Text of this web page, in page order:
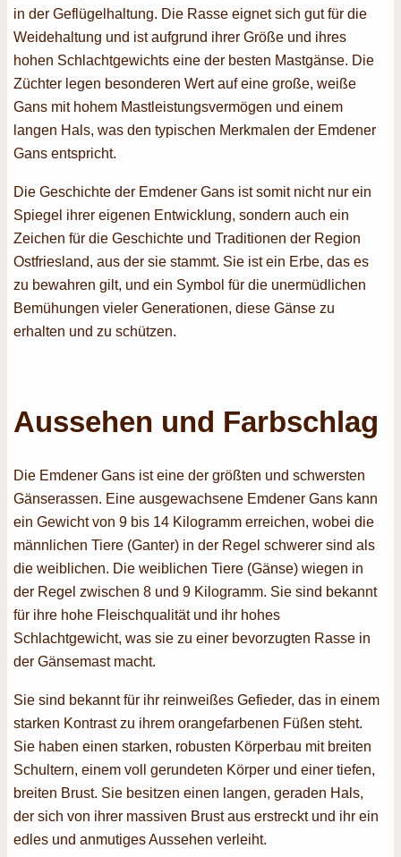
in der Geflügelhaltung. Die Rasse eignet sich gut für die
Weidehaltung und ist aufgrund ihrer Größe und ihres
hohen Schlachtgewichts eine der besten Mastgänse. Die
Züchter legen besonderen Wert auf eine große, weiße
Gans mit hohem Mastleistungsvermögen und einem
langen Hals, was den typischen Merkmalen der Emdener
Gans entspricht.
Die Geschichte der Emdener Gans ist somit nicht nur ein
Spiegel ihrer eigenen Entwicklung, sondern auch ein
Zeichen für die Geschichte und Traditionen der Region
Ostfriesland, aus der sie stammt. Sie ist ein Erbe, das es
zu bewahren gilt, und ein Symbol für die unermüdlichen
Bemühungen vieler Generationen, diese Gänse zu
erhalten und zu schützen.
Aussehen und Farbschlag
Die Emdener Gans ist eine der größten und schwersten
Gänserassen. Eine ausgewachsene Emdener Gans kann
ein Gewicht von 9 bis 14 Kilogramm erreichen, wobei die
männlichen Tiere (Ganter) in der Regel schwerer sind als
die weiblichen. Die weiblichen Tiere (Gänse) wiegen in
der Regel zwischen 8 und 9 Kilogramm. Sie sind bekannt
für ihre hohe Fleischqualität und ihr hohes
Schlachtgewicht, was sie zu einer bevorzugten Rasse in
der Gänsemast macht.
Sie sind bekannt für ihr reinweißes Gefieder, das in einem
starken Kontrast zu ihrem orangefarbenen Füßen steht.
Sie haben einen starken, robusten Körperbau mit breiten
Schultern, einem voll gerundeten Körper und einer tiefen,
breiten Brust. Sie besitzen einen langen, geraden Hals,
der sich von ihrer massiven Brust aus erstreckt und ihr ein
edles und anmutiges Aussehen verleiht.